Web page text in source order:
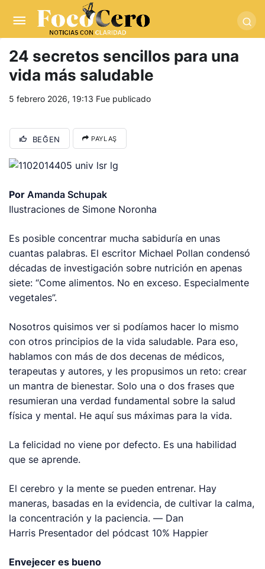
trwin giriş
masterbetting-palacebet1.com-
tlcasino giriş-betandyou-vbett34.com betovis34.net-
skyloftsbet
24 secretos sencillos para una
vida más saludable
5 febrero 2026, 19:13 Fue publicado
BEĞEN PAYLAŞ
PorAmanda Schupak
Ilustraciones de Simone Noronha
Es posible concentrar mucha sabiduría en unas
cuantas palabras. El escritor Michael Pollan condensó
décadas de investigación sobre nutrición en apenas
siete: “Come alimentos. No en exceso. Especialmente
vegetales”.
Nosotros quisimos ver si podíamos hacer lo mismo
con otros principios de la vida saludable. Para eso,
hablamos con más de dos decenas de médicos,
terapeutas y autores, y les propusimos un reto: crear
un mantra de bienestar. Solo una o dos frases que
resumieran una verdad fundamental sobre la salud
física y mental. He aquí sus máximas para la vida.
La felicidad no viene por defecto. Es una habilidad
que se aprende.
El cerebro y la mente se pueden entrenar. Hay
maneras, basadas en la evidencia, de cultivar la calma,
la concentración y la paciencia. — Dan
Harris Presentador del pódcast 10% Happier
Envejecer es bueno